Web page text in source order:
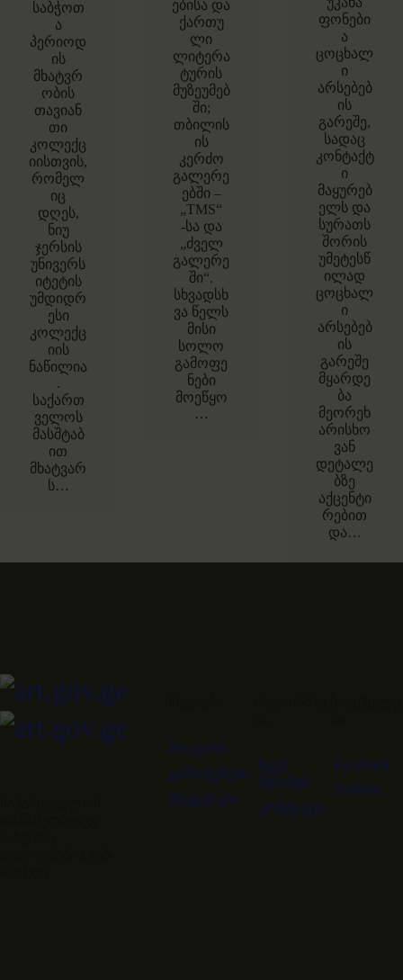
საბჭოთ
ა
პერიოდ
ის
მხატვრ
ობის
თავიან
თი
კოლექც
იისთვის,
რომელ
იც
დღეს,
ნიუ
ჯერსის
უნივერს
იტეტის
უმდიდრ
ესი
კოლექც
იის
ნაწილია
.
საქართ
ველოს
მასშტაბ
ით
მხატვარ
ს…
ებისა და
ქართუ
ლი
ლიტერა
ტურის
მუზეუმებ
ში;
თბილის
ის
კერძო
გალერე
ებში –
„TMS“
-სა და
„ძველ
გალერე
ში“.
სხვადსხ
ვა წელს
მისი
სოლო
გამოფე
ნები
მოეწყო
…
ფონები
ა
ცოცხალ
ი
არსებებ
ის
გარეშე,
სადაც
კონტაქტ
ი
მაყურებ
ელს და
სურათს
შორის
უმეტესწ
ილად
ცოცხალ
ი
არსებებ
ის
გარეშე
მყარდე
ბა
მეორეხ
არისხო
ვან
დეტალე
ბზე
აქცენტი
რებით
და…
მთავარი
გამოფენები
მხატვრები
ჩვენ
შესახებ
კონტაქტი
Facebook
Youtube